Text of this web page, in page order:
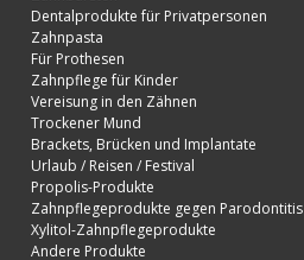
Dentalprodukte für Privatpersonen
Zahnpasta
Für Prothesen
Zahnpflege für Kinder
Vereisung in den Zähnen
Trockener Mund
Brackets, Brücken und Implantate
Urlaub / Reisen / Festival
Propolis-Produkte
Zahnpflegeprodukte gegen Parodontitis
Xylitol-Zahnpflegeprodukte
Andere Produkte